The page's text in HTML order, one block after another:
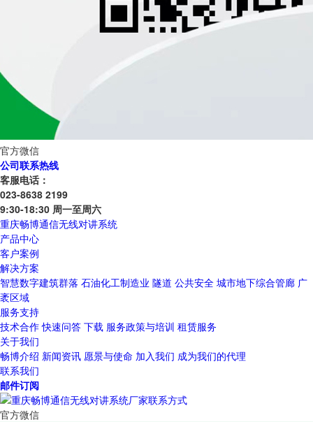
官方微信
公司联系热线
客服电话：
023-8638 2199
9:30-18:30 周一至周六
重庆畅博通信无线对讲系统
产品中心
客户案例
解决方案
智慧数字建筑群落 石油化工制造业 隧道 公共安全 城市地下综合管廊 广
袤区域
服务支持
技术合作 快速问答 下载 服务政策与培训 租赁服务
关于我们
畅博介绍 新闻资讯 愿景与使命 加入我们 成为我们的代理
联系我们
邮件订阅
官方微信